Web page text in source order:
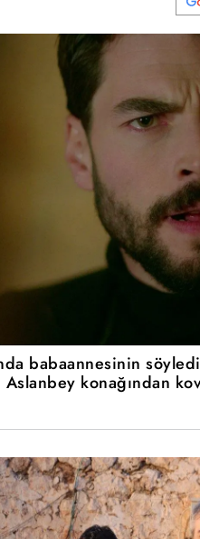
babaannesinin
konağından